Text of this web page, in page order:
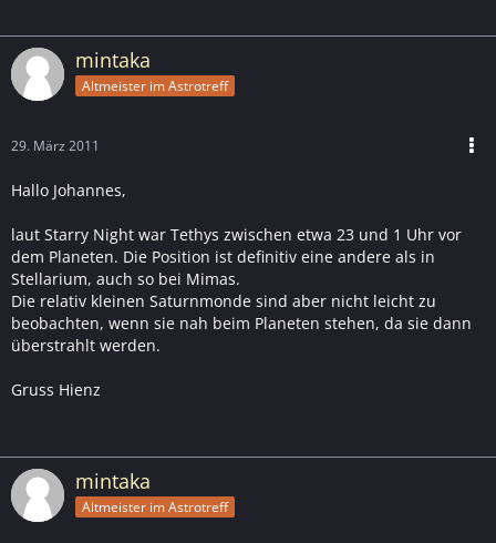
mintaka
Altmeister im Astrotreff
29. März 2011
Hallo Johannes,
laut Starry Night war Tethys zwischen etwa 23 und 1 Uhr vor
dem Planeten. Die Position ist definitiv eine andere als in
Stellarium, auch so bei Mimas.
Die relativ kleinen Saturnmonde sind aber nicht leicht zu
beobachten, wenn sie nah beim Planeten stehen, da sie dann
überstrahlt werden.
Gruss Hienz
mintaka
Altmeister im Astrotreff